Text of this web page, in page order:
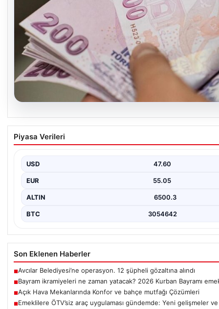
05.08.2026
Bayram ikramiyeleri ne zaman yatacak? 2026
emekli ikramiye ödemeleri
Piyasa Verileri
USD 47.60
EUR 55.05
ALTIN 6500.3
BTC 3054642
Son Eklenen Haberler
■Avcılar Belediyesi’ne operasyon. 12 şüpheli gözaltına alındı
■Bayram ikramiyeleri ne zaman yatacak? 2026 Kurban Bayramı
■Açık Hava Mekanlarında Konfor ve bahçe mutfağı Çözümleri
■Emeklilere ÖTV’siz araç uygulaması gündemde: Yeni gelişmeler